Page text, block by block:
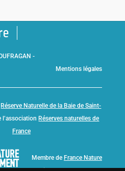
-
Mentions légales
Réserve Naturelle de la Baie de Saint-
l’association Réserves naturelles de
France
Membre de France Nature